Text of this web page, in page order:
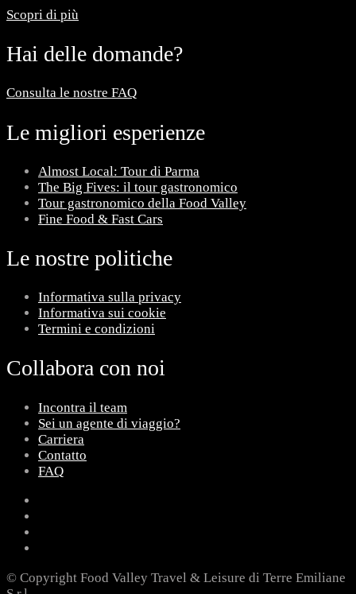
Scopri di più
Hai delle domande?
Consulta le nostre FAQ
Le migliori esperienze
Almost Local: Tour di Parma
The Big Fives: il tour gastronomico
Tour gastronomico della Food Valley
Fine Food & Fast Cars
Le nostre politiche
Informativa sulla privacy
Informativa sui cookie
Termini e condizioni
Collabora con noi
Incontra il team
Sei un agente di viaggio?
Carriera
Contatto
FAQ
© Copyright Food Valley Travel & Leisure di Terre Emiliane